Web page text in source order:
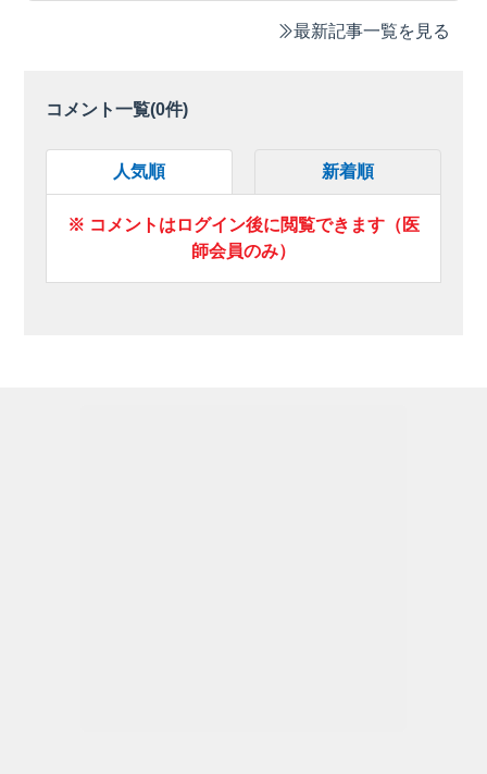
最新記事一覧を見る
コメント一覧(0件)
人気順 新着順
※ コメントはログイン後に閲覧できます（医
師会員のみ）